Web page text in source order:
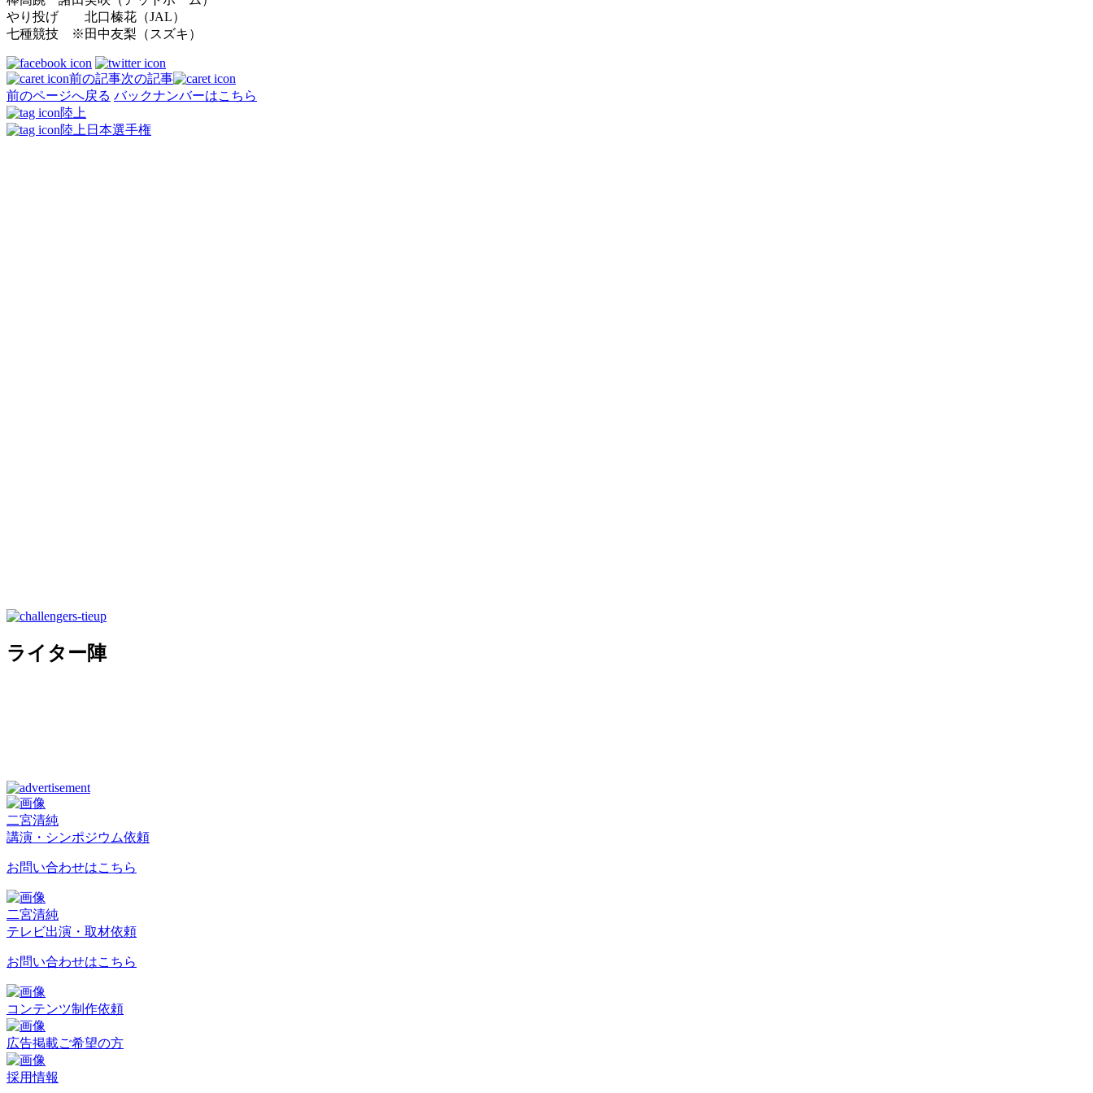
やり投げ 北口榛花（JAL）
七種競技 ※田中友梨（スズキ）
前の記事次の記事
前のページへ戻る バックナンバーはこちら
陸上
陸上日本選手権
ライター陣
二宮清純
講演・シンポジウム依頼
お問い合わせはこちら
二宮清純
テレビ出演・取材依頼
お問い合わせはこちら
コンテンツ制作依頼
広告掲載ご希望の方
採用情報